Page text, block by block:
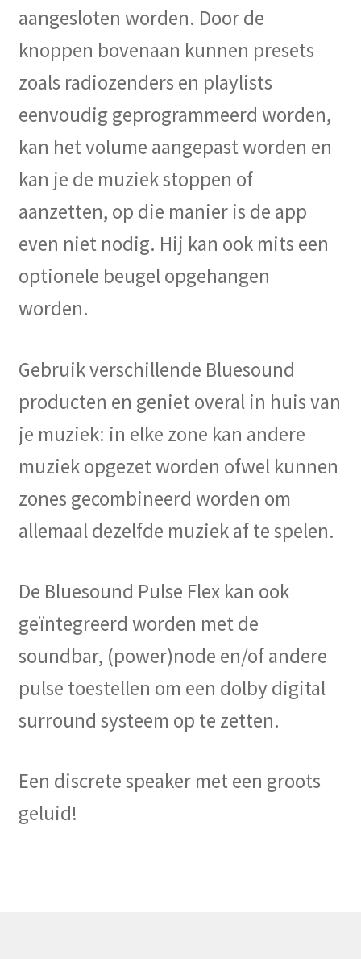
aangesloten worden. Door de
knoppen bovenaan kunnen presets
zoals radiozenders en playlists
eenvoudig geprogrammeerd worden,
kan het volume aangepast worden en
kan je de muziek stoppen of
aanzetten, op die manier is de app
even niet nodig. Hij kan ook mits een
optionele beugel opgehangen
worden.
Gebruik verschillende Bluesound
producten en geniet overal in huis van
je muziek: in elke zone kan andere
muziek opgezet worden ofwel kunnen
zones gecombineerd worden om
allemaal dezelfde muziek af te spelen.
De Bluesound Pulse Flex kan ook
geïntegreerd worden met de
soundbar, (power)node en/of andere
pulse toestellen om een dolby digital
surround systeem op te zetten.
Een discrete speaker met een groots
geluid!